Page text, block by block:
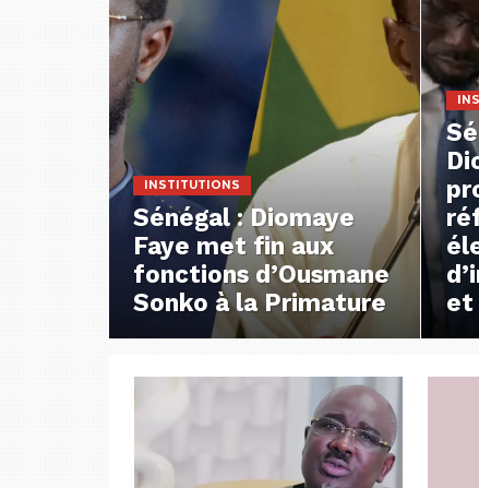
INSTITUTIONS
Sénégal : Diomaye
Faye met fin aux
fonctions d’Ousmane
Sonko à la Primature
et